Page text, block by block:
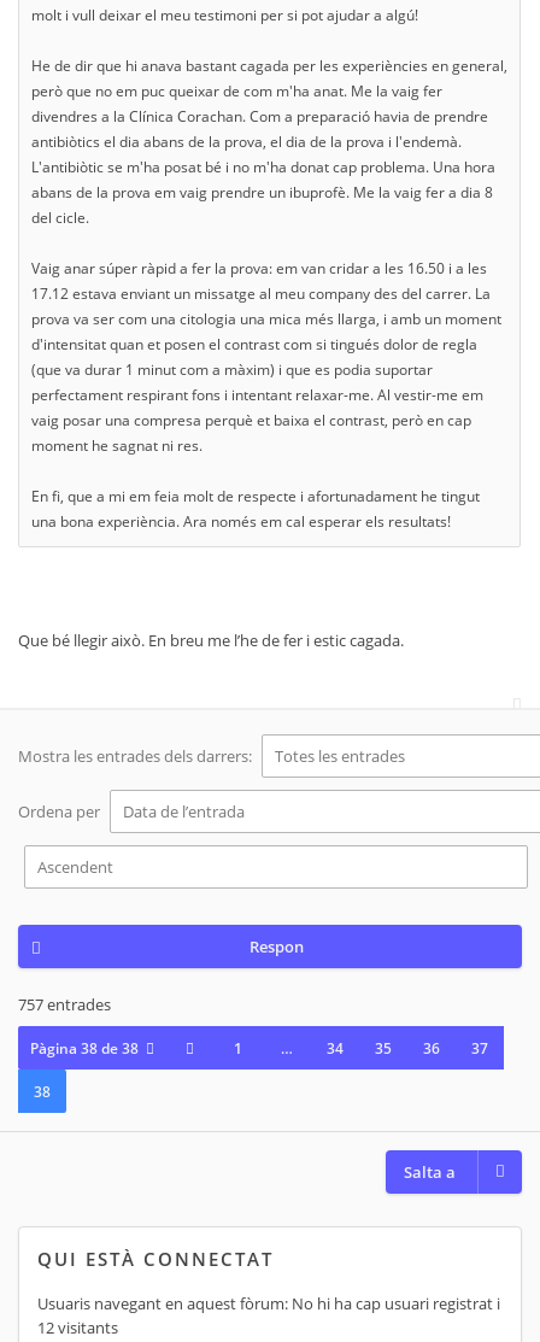
molt i vull deixar el meu testimoni per si pot ajudar a algú!
He de dir que hi anava bastant cagada per les experiències en general,
però que no em puc queixar de com m'ha anat. Me la vaig fer
divendres a la Clínica Corachan. Com a preparació havia de prendre
antibiòtics el dia abans de la prova, el dia de la prova i l'endemà.
L'antibiòtic se m'ha posat bé i no m'ha donat cap problema. Una hora
abans de la prova em vaig prendre un ibuprofè. Me la vaig fer a dia 8
del cicle.
Vaig anar súper ràpid a fer la prova: em van cridar a les 16.50 i a les
17.12 estava enviant un missatge al meu company des del carrer. La
prova va ser com una citologia una mica més llarga, i amb un moment
d'intensitat quan et posen el contrast com si tingués dolor de regla
(que va durar 1 minut com a màxim) i que es podia suportar
perfectament respirant fons i intentant relaxar-me. Al vestir-me em
vaig posar una compresa perquè et baixa el contrast, però en cap
moment he sagnat ni res.
En fi, que a mi em feia molt de respecte i afortunadament he tingut
una bona experiència. Ara només em cal esperar els resultats!
Que bé llegir això. En breu me l’he de fer i estic cagada.
Mostra les entrades dels darrers:
Ordena per
Respon
757 entrades
Pàgina 38de38 1 … 34 35 36 37
38
Salta a
QUI ESTÀ CONNECTAT
Usuaris navegant en aquest fòrum: No hi ha cap usuari registrat i
12 visitants